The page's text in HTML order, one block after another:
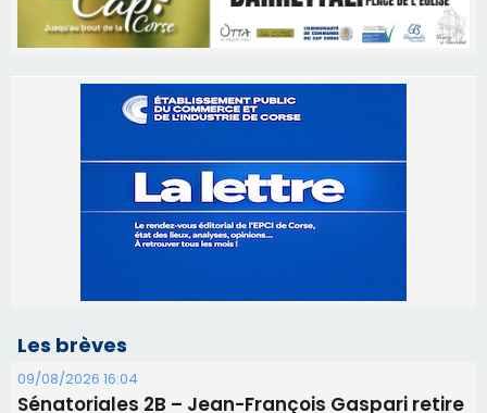
09/08/2026 16:04
Sénatoriales 2B – Jean-François Gaspari retire
sa candidature
Festa di l’Associi Curtinesi le 13 septembre
06/08/2026 15:57
Ucciani – Marché des producteurs à Cruculi le
11 août